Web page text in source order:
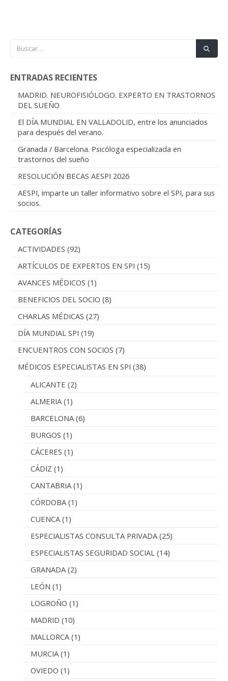
ENTRADAS RECIENTES
MADRID. NEUROFISIÓLOGO. EXPERTO EN TRASTORNOS
DEL SUEÑO
El DÍA MUNDIAL EN VALLADOLID, entre los anunciados
para después del verano.
Granada / Barcelona. Psicóloga especializada en
trastornos del sueño
RESOLUCIÓN BECAS AESPI 2026
AESPI, imparte un taller informativo sobre el SPI, para sus
socios.
CATEGORÍAS
ACTIVIDADES (92)
ARTÍCULOS DE EXPERTOS EN SPI (15)
AVANCES MÉDICOS (1)
BENEFICIOS DEL SOCIO (8)
CHARLAS MÉDICAS (27)
DÍA MUNDIAL SPI (19)
ENCUENTROS CON SOCIOS (7)
MÉDICOS ESPECIALISTAS EN SPI (38)
ALICANTE (2)
ALMERIA (1)
BARCELONA (6)
BURGOS (1)
CÁCERES (1)
CÁDIZ (1)
CANTABRIA (1)
CÓRDOBA (1)
CUENCA (1)
ESPECIALISTAS CONSULTA PRIVADA (25)
ESPECIALISTAS SEGURIDAD SOCIAL (14)
GRANADA (2)
LEÓN (1)
LOGROÑO (1)
MADRID (10)
MALLORCA (1)
MURCIA (1)
OVIEDO (1)